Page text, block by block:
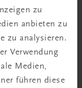
zu
anbieten zu
zu analysieren.
Verwendung
Medien,
führen diese